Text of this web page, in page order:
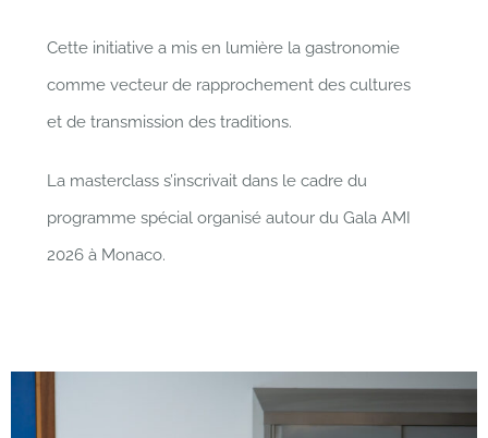
Cette initiative a mis en lumière la gastronomie
comme vecteur de rapprochement des cultures
et de transmission des traditions.
La masterclass s’inscrivait dans le cadre du
programme spécial organisé autour du Gala AMI
2026 à Monaco.